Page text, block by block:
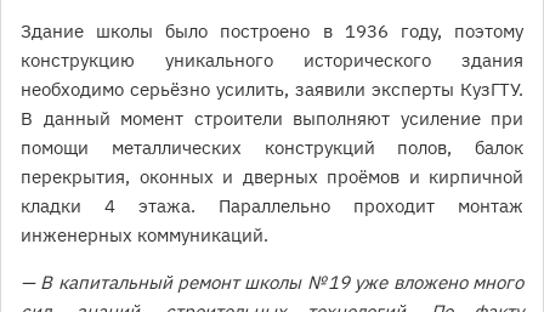
Здание школы было построено в 1936 году, поэтому
конструкцию уникального исторического здания
необходимо серьёзно усилить, заявили эксперты КузГТУ.
В данный момент строители выполняют усиление при
помощи металлических конструкций полов, балок
перекрытия, оконных и дверных проёмов и кирпичной
кладки 4 этажа. Параллельно проходит монтаж
инженерных коммуникаций.
— В капитальный ремонт школы № 19 уже вложено много